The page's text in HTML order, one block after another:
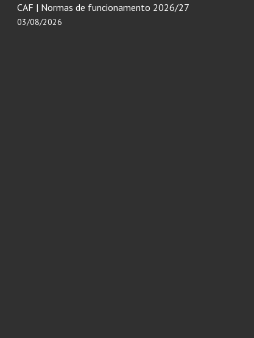
CAF | Normas de funcionamento 2026/27
03/08/2026